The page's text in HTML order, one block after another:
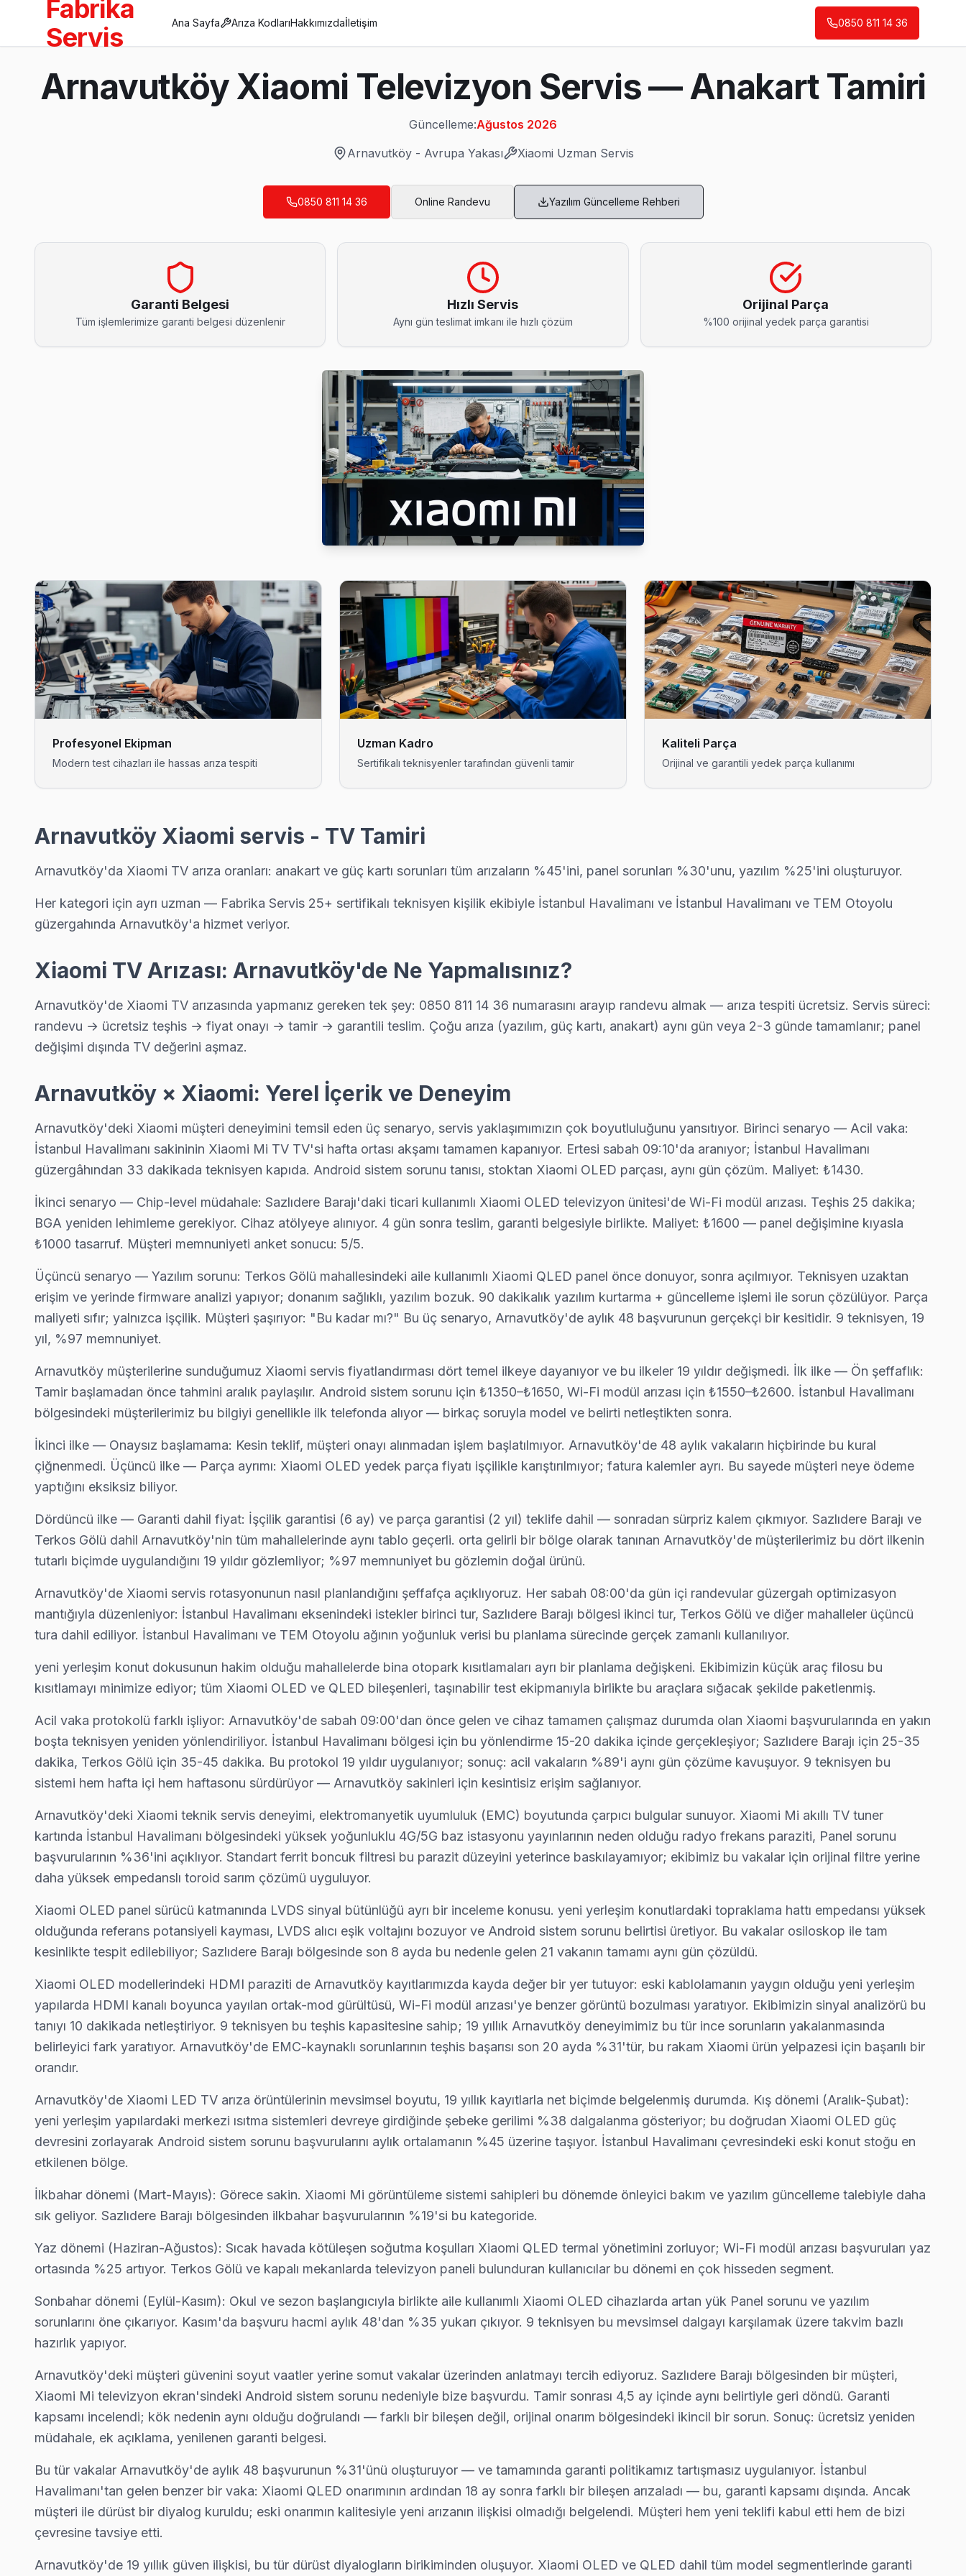
Arnavutköy
Xiaomi
Arnavutköy'da Mahalle Mahalle Xiaomi TV Servis
Arnavutköy'da Adnan Menderes bölgesindeki Xiaomi kullanıcılarına not: yağlı veya nemli ortamda çalışan TV'lerde ısıl macun kuruması sık görülür. Ekibimiz bunu yerinde yeniliyor.
Arnavutköy TV Servis Merkezi →
Anadolu Xiaomi Servis
Anadolu'deki Xiaomi TV sahiplerinin yüzde sekseni tamir için bizi seçiyor çünkü Arnavutköy genelinde 6 ay işçilik garantisi ve orijinal parça taahhüdü veriyoruz.
Atatürk'deki Xiaomi TV sahiplerinin yüzde sekseni tamir için bizi seçiyor çünkü Arnavutköy genelinde 6 ay işçilik garantisi ve orijinal parça taahhüdü veriyoruz.
Xiaomi TV'nizin Baklalı adresine gelen ekibimiz osiloskop ve BGA ekipmanıyla geliyor; anakart düzeyinde arızayı yerinde teşhis ediyor.
Balaban Xiaomi Anakart Tamiri →
Boğazköy İstiklal Xiaomi Servis
Boğazköy İstiklal semtindeki Xiaomi TV sorunları için kapıya kadar servis. Panel tamiri, anakart onarımı ve yazılım güncellemelerinde Arnavutköy'nın en deneyimli ekibi.
Xiaomi Servis Merkezi →
Bolluca Xiaomi Servis
Xiaomi TV'de T-Con kart arızası Bolluca mahallesinde sık karşılaştığımız bir sorun. Orijinal T-Con ile değişim yapıyoruz, renk bozukluğu ve ekran titremesi geçiyor.
Arnavutköy TV Servis Merkezi →
Çilingir Xiaomi Servis
Arnavutköy'nın Çilingir bölgesindeki Xiaomi müşterilerimiz tamir tamamlandıktan sonra dijital garanti belgesi alıyor. Arıza tekrarında ücretsiz bakım taahhüdümüz belgede yazıyor.
Deliklikaya Xiaomi Servis
Deliklikaya Xiaomi Anakart Tamiri →
Dursunköy Xiaomi Servis
Dursunköy mahallesi Xiaomi TV teknisyeniniz ortalama 90 dakikada kapınızda: araç takip sistemimiz sayesinde ekibin konumunu anlık görebiliyorsunuz.
Arnavutköy TV Servis Merkezi →
Durusu sakinleri Xiaomi TV arızaları için sık bizi tercih ediyor: şeffaf fiyat, yazılı garanti, aynı gün servis. Arnavutköy bölgesinde 6 ay işçilik garantisi.
Fatih Xiaomi Servis
Fatih mahallesi Xiaomi TV servis hattımız günlük olarak bu bölgeye uğruyor. 15 yıllık deneyimle Xiaomi anakart, panel ve güç kartı tamiri yapıyoruz.
Xiaomi Servis Merkezi →
Hacımaşlı Xiaomi Servis
Arnavutköy'da Hacımaşlı mahallesi için Xiaomi TV fiyat teklifi almak istiyorsanız arıza fotoğrafını WhatsApp'tan gönderin — 15 dakika içinde yazılı teklif iletiyoruz.
Xiaomi Servis Merkezi →
Hadımköy Xiaomi Servis
Hadımköy mahallesi Xiaomi TV teknisyeniniz ortalama 90 dakikada kapınızda: araç takip sistemimiz sayesinde ekibin konumunu anlık görebiliyorsunuz.
Hadımköy Xiaomi Anakart Tamiri →
Haraççı Xiaomi Servis
Haraççı'de Xiaomi TV ekran değişimi gerekebilir mi? Arnavutköy ekibimiz önce paneli test ediyor; değiştirilebilecek devre var mı, bunu netleştiriyor — gereksiz harcama olmuyor.
Haraççı Xiaomi Anakart Tamiri →
Hastane Xiaomi Servis
Hastane'de Xiaomi TV güç kartı kondansatör şişmesi en yaygın arızalardan biri. Değişim için orijinal Türkiye distribütör parçası kullanıyoruz.
Xiaomi Servis Merkezi →
Hicret Xiaomi Servis
Arnavutköy genelinde Hicret bölgesinde Xiaomi TV kullanıcılarına tam donanımlı servis. Ekibimiz orijinal yedek parça ile geliyor, çoğu arıza yerinde çözülüyor.
Arnavutköy TV Servis Merkezi →
İmrahor Xiaomi Servis
İmrahor mahallesi Xiaomi TV servis hattımız günlük olarak bu bölgeye uğruyor. 15 yıllık deneyimle Xiaomi anakart, panel ve güç kartı tamiri yapıyoruz.
İmrahor Xiaomi Açılmıyor Arıza →
İslambey Xiaomi Servis
Arnavutköy'da İslambey mahallesi Xiaomi TV servisi için kapıya kadar ücretsiz teşhis yapıyoruz; tamir yapılmazsa ücret almıyoruz — bu taahhüdümüz.
Arnavutköy Xiaomi Servis →
Karaburun Xiaomi Servis
Xiaomi TV'niz Karaburun'de arıza yaptıysa taşımanıza gerek yok — teknik ekibimiz Karaburun adresine aynı gün geliyor, teşhis ücretsiz.
Arnavutköy TV Servis Merkezi →
Karlıbayır Xiaomi Servis
Karlıbayır'de Xiaomi TV ses ama görüntü yok sorununu genellikle backlight led şeridi veya LVDS kablo arızası oluşturuyor. Arnavutköy ekibimiz bu arızayı yerinde çözüyor.
Karlıbayır Xiaomi Açılmıyor Arıza →
Xiaomi TV Mareşal Fevzi Çakmak adresinde firmware güncellemesi sonrası donuyorsa bu bilinen bir yazılım sorunu. Teknik ekibimiz Mareşal Fevzi Çakmak'e gelerek fabrika reset ve yeniden
Mareşal Fevzi Çakmak Xiaomi Anakart Tamiri →
Mavigöl'de Xiaomi TV ekranında çizgi, donma ya da ses sorunları için Arnavutköy servisimizi arayın — aynı gün ön teşhis, yazılı fiyat teklifi.
Mavigöl Xiaomi Açılmıyor Arıza →
Mehmet Akif Ersoy Xiaomi Servis
Arnavutköy'nın Mehmet Akif Ersoy bölgesindeki Xiaomi müşterilerimiz tamir tamamlandıktan sonra dijital garanti belgesi alıyor. Arıza tekrarında ücretsiz bakım taahhüdümüz belgede yazıyor.
Mustafa Kemal Paşa Xiaomi Servis
Arnavutköy'da Mustafa Kemal Paşa mahallesi Xiaomi TV servisi için kapıya kadar ücretsiz teşhis yapıyoruz; tamir yapılmazsa ücret almıyoruz — bu taahhüdümüz.
Mustafa Kemal Paşa Xiaomi Anakart Tamiri →
Nene Hatun Xiaomi Servis
Nene Hatun'den gelen Xiaomi TV arızaları arasında en sık güç kartı ve anakart sorunları görülüyor. Arnavutköy servisimizde bu arızaları genellikle aynı gün tamamlıyoruz.
Arnavutköy TV Servis Merkezi →
Ömerli Xiaomi Servis
Arnavutköy'da Ömerli mahallesi Xiaomi TV servisi için kapıya kadar ücretsiz teşhis yapıyoruz; tamir yapılmazsa ücret almıyoruz — bu taahhüdümüz.
Sazlıbosna Xiaomi Servis
Arnavutköy Xiaomi Servis →
Taşoluk Xiaomi Servis
Arnavutköy genelinde Taşoluk bölgesinde Xiaomi TV kullanıcılarına tam donanımlı servis. Ekibimiz orijinal yedek parça ile geliyor, çoğu arıza yerinde çözülüyor.
Taşoluk Xiaomi Anakart Tamiri →
Tayakadın Xiaomi Servis
Xiaomi TV'nizin Tayakadın adresine gelen ekibimiz osiloskop ve BGA ekipmanıyla geliyor; anakart düzeyinde arızayı yerinde teşhis ediyor.
Arnavutköy Xiaomi Servis →
Terkos Xiaomi Servis
Fabrika
Servis
Ana Sayfa Arıza KodlarıHakkımızdaİletişim 0850 811 14 36
Arnavutköy Xiaomi Televizyon Servis — Anakart Tamiri
Güncelleme:Ağustos 2026
Arnavutköy- Avrupa Yakası Xiaomi Uzman Servis
0850 811 14 36 Online Randevu Yazılım Güncelleme Rehberi
Garanti Belgesi
Tüm işlemlerimize garanti belgesi düzenlenir
Hızlı Servis
Aynı gün teslimat imkanı ile hızlı çözüm
Orijinal Parça
%100 orijinal yedek parça garantisi
Profesyonel Ekipman
Modern test cihazları ile hassas arıza tespiti
Uzman Kadro
Sertifikalı teknisyenler tarafından güvenli tamir
Kaliteli Parça
Orijinal ve garantili yedek parça kullanımı
Arnavutköy Xiaomi servis - TV Tamiri
Arnavutköy'da Xiaomi TV arıza oranları: anakart ve güç kartı sorunları tüm arızaların %45'ini, panel sorunları %30'unu, yazılım %25'ini oluşturuyor.
Her kategori için ayrı uzman — Fabrika Servis 25+ sertifikalı teknisyen kişilik ekibiyle İstanbul Havalimanı ve İstanbul Havalimanı ve TEM Otoyolu
güzergahında Arnavutköy'a hizmet veriyor.
Xiaomi TV Arızası: Arnavutköy'de Ne Yapmalısınız?
Arnavutköy'de Xiaomi TV arızasında yapmanız gereken tek şey: 0850 811 14 36 numarasını arayıp randevu almak — arıza tespiti ücretsiz. Servis süreci:
randevu → ücretsiz teşhis → fiyat onayı → tamir → garantili teslim. Çoğu arıza (yazılım, güç kartı, anakart) aynı gün veya 2-3 günde tamamlanır; panel
değişimi dışında TV değerini aşmaz.
Arnavutköy × Xiaomi: Yerel İçerik ve Deneyim
Arnavutköy'deki Xiaomi müşteri deneyimini temsil eden üç senaryo, servis yaklaşımımızın çok boyutluluğunu yansıtıyor. Birinci senaryo — Acil vaka:
İstanbul Havalimanı sakininin Xiaomi Mi TV TV'si hafta ortası akşamı tamamen kapanıyor. Ertesi sabah 09:10'da aranıyor; İstanbul Havalimanı
güzergâhından 33 dakikada teknisyen kapıda. Android sistem sorunu tanısı, stoktan Xiaomi OLED parçası, aynı gün çözüm. Maliyet: ₺1430.
İkinci senaryo — Chip-level müdahale: Sazlıdere Barajı'daki ticari kullanımlı Xiaomi OLED televizyon ünitesi'de Wi-Fi modül arızası. Teşhis 25 dakika;
BGA yeniden lehimleme gerekiyor. Cihaz atölyeye alınıyor. 4 gün sonra teslim, garanti belgesiyle birlikte. Maliyet: ₺1600 — panel değişimine kıyasla
₺1000 tasarruf. Müşteri memnuniyeti anket sonucu: 5/5.
Üçüncü senaryo — Yazılım sorunu: Terkos Gölü mahallesindeki aile kullanımlı Xiaomi QLED panel önce donuyor, sonra açılmıyor. Teknisyen uzaktan
erişim ve yerinde firmware analizi yapıyor; donanım sağlıklı, yazılım bozuk. 90 dakikalık yazılım kurtarma + güncelleme işlemi ile sorun çözülüyor. Parça
maliyeti sıfır; yalnızca işçilik. Müşteri şaşırıyor: "Bu kadar mı?" Bu üç senaryo, Arnavutköy'de aylık 48 başvurunun gerçekçi bir kesitidir. 9 teknisyen, 19
yıl, %97 memnuniyet.
Arnavutköy müşterilerine sunduğumuz Xiaomi servis fiyatlandırması dört temel ilkeye dayanıyor ve bu ilkeler 19 yıldır değişmedi. İlk ilke — Ön şeffaflık:
Tamir başlamadan önce tahmini aralık paylaşılır. Android sistem sorunu için ₺1350–₺1650, Wi-Fi modül arızası için ₺1550–₺2600. İstanbul Havalimanı
bölgesindeki müşterilerimiz bu bilgiyi genellikle ilk telefonda alıyor — birkaç soruyla model ve belirti netleştikten sonra.
İkinci ilke — Onaysız başlamama: Kesin teklif, müşteri onayı alınmadan işlem başlatılmıyor. Arnavutköy'de 48 aylık vakaların hiçbirinde bu kural
çiğnenmedi. Üçüncü ilke — Parça ayrımı: Xiaomi OLED yedek parça fiyatı işçilikle karıştırılmıyor; fatura kalemler ayrı. Bu sayede müşteri neye ödeme
yaptığını eksiksiz biliyor.
Dördüncü ilke — Garanti dahil fiyat: İşçilik garantisi (6 ay) ve parça garantisi (2 yıl) teklife dahil — sonradan sürpriz kalem çıkmıyor. Sazlıdere Barajı ve
Terkos Gölü dahil Arnavutköy'nin tüm mahallelerinde aynı tablo geçerli. orta gelirli bir bölge olarak tanınan Arnavutköy'de müşterilerimiz bu dört ilkenin
tutarlı biçimde uygulandığını 19 yıldır gözlemliyor; %97 memnuniyet bu gözlemin doğal ürünü.
Arnavutköy'de Xiaomi servis rotasyonunun nasıl planlandığını şeffafça açıklıyoruz. Her sabah 08:00'da gün içi randevular güzergah optimizasyon
mantığıyla düzenleniyor: İstanbul Havalimanı eksenindeki istekler birinci tur, Sazlıdere Barajı bölgesi ikinci tur, Terkos Gölü ve diğer mahalleler üçüncü
tura dahil ediliyor. İstanbul Havalimanı ve TEM Otoyolu ağının yoğunluk verisi bu planlama sürecinde gerçek zamanlı kullanılıyor.
yeni yerleşim konut dokusunun hakim olduğu mahallelerde bina otopark kısıtlamaları ayrı bir planlama değişkeni. Ekibimizin küçük araç filosu bu
kısıtlamayı minimize ediyor; tüm Xiaomi OLED ve QLED bileşenleri, taşınabilir test ekipmanıyla birlikte bu araçlara sığacak şekilde paketlenmiş.
Acil vaka protokolü farklı işliyor: Arnavutköy'de sabah 09:00'dan önce gelen ve cihaz tamamen çalışmaz durumda olan Xiaomi başvurularında en yakın
boşta teknisyen yeniden yönlendiriliyor. İstanbul Havalimanı bölgesi için bu yönlendirme 15-20 dakika içinde gerçekleşiyor; Sazlıdere Barajı için 25-35
dakika, Terkos Gölü için 35-45 dakika. Bu protokol 19 yıldır uygulanıyor; sonuç: acil vakaların %89'i aynı gün çözüme kavuşuyor. 9 teknisyen bu
sistemi hem hafta içi hem haftasonu sürdürüyor — Arnavutköy sakinleri için kesintisiz erişim sağlanıyor.
Arnavutköy'deki Xiaomi teknik servis deneyimi, elektromanyetik uyumluluk (EMC) boyutunda çarpıcı bulgular sunuyor. Xiaomi Mi akıllı TV tuner
kartında İstanbul Havalimanı bölgesindeki yüksek yoğunluklu 4G/5G baz istasyonu yayınlarının neden olduğu radyo frekans paraziti, Panel sorunu
başvurularının %36'ini açıklıyor. Standart ferrit boncuk filtresi bu parazit düzeyini yeterince baskılayamıyor; ekibimiz bu vakalar için orijinal filtre yerine
daha yüksek empedanslı toroid sarım çözümü uyguluyor.
Xiaomi OLED panel sürücü katmanında LVDS sinyal bütünlüğü ayrı bir inceleme konusu. yeni yerleşim konutlardaki topraklama hattı empedansı yüksek
olduğunda referans potansiyeli kayması, LVDS alıcı eşik voltajını bozuyor ve Android sistem sorunu belirtisi üretiyor. Bu vakalar osiloskop ile tam
kesinlikte tespit edilebiliyor; Sazlıdere Barajı bölgesinde son 8 ayda bu nedenle gelen 21 vakanın tamamı aynı gün çözüldü.
Xiaomi OLED modellerindeki HDMI paraziti de Arnavutköy kayıtlarımızda kayda değer bir yer tutuyor: eski kablolamanın yaygın olduğu yeni yerleşim
yapılarda HDMI kanalı boyunca yayılan ortak-mod gürültüsü, Wi-Fi modül arızası'ye benzer görüntü bozulması yaratıyor. Ekibimizin sinyal analizörü bu
tanıyı 10 dakikada netleştiriyor. 9 teknisyen bu teşhis kapasitesine sahip; 19 yıllık Arnavutköy deneyimimiz bu tür ince sorunların yakalanmasında
belirleyici fark yaratıyor. Arnavutköy'de EMC-kaynaklı sorunlarının teşhis başarısı son 20 ayda %31'tür, bu rakam Xiaomi ürün yelpazesi için başarılı bir
orandır.
Arnavutköy'de Xiaomi LED TV arıza örüntülerinin mevsimsel boyutu, 19 yıllık kayıtlarla net biçimde belgelenmiş durumda. Kış dönemi (Aralık-Şubat):
yeni yerleşim yapılardaki merkezi ısıtma sistemleri devreye girdiğinde şebeke gerilimi %38 dalgalanma gösteriyor; bu doğrudan Xiaomi OLED güç
devresini zorlayarak Android sistem sorunu başvurularını aylık ortalamanın %45 üzerine taşıyor. İstanbul Havalimanı çevresindeki eski konut stoğu en
etkilenen bölge.
İlkbahar dönemi (Mart-Mayıs): Görece sakin. Xiaomi Mi görüntüleme sistemi sahipleri bu dönemde önleyici bakım ve yazılım güncelleme talebiyle daha
sık geliyor. Sazlıdere Barajı bölgesinden ilkbahar başvurularının %19'si bu kategoride.
Yaz dönemi (Haziran-Ağustos): Sıcak havada kötüleşen soğutma koşulları Xiaomi QLED termal yönetimini zorluyor; Wi-Fi modül arızası başvuruları yaz
ortasında %25 artıyor. Terkos Gölü ve kapalı mekanlarda televizyon paneli bulunduran kullanıcılar bu dönemi en çok hisseden segment.
Sonbahar dönemi (Eylül-Kasım): Okul ve sezon başlangıcıyla birlikte aile kullanımlı Xiaomi OLED cihazlarda artan yük Panel sorunu ve yazılım
sorunlarını öne çıkarıyor. Kasım'da başvuru hacmi aylık 48'dan %35 yukarı çıkıyor. 9 teknisyen bu mevsimsel dalgayı karşılamak üzere takvim bazlı
hazırlık yapıyor.
Arnavutköy'deki müşteri güvenini soyut vaatler yerine somut vakalar üzerinden anlatmayı tercih ediyoruz. Sazlıdere Barajı bölgesinden bir müşteri,
Xiaomi Mi televizyon ekran'sindeki Android sistem sorunu nedeniyle bize başvurdu. Tamir sonrası 4,5 ay içinde aynı belirtiyle geri döndü. Garanti
kapsamı incelendi; kök nedenin aynı olduğu doğrulandı — farklı bir bileşen değil, orijinal onarım bölgesindeki ikincil bir sorun. Sonuç: ücretsiz yeniden
müdahale, ek açıklama, yenilenen garanti belgesi.
Bu tür vakalar Arnavutköy'de aylık 48 başvurunun %31'ünü oluşturuyor — ve tamamında garanti politikamız tartışmasız uygulanıyor. İstanbul
Havalimanı'tan gelen benzer bir vaka: Xiaomi QLED onarımının ardından 18 ay sonra farklı bir bileşen arızaladı — bu, garanti kapsamı dışında. Ancak
müşteri ile dürüst bir diyalog kuruldu; eski onarımın kalitesiyle yeni arızanın ilişkisi olmadığı belgelendi. Müşteri hem yeni teklifi kabul etti hem de bizi
çevresine tavsiye etti.
Arnavutköy'de 19 yıllık güven ilişkisi, bu tür dürüst diyalogların birikiminden oluşuyor. Xiaomi OLED ve QLED dahil tüm model segmentlerinde garanti